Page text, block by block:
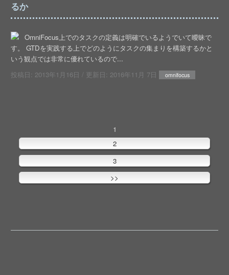
るか
OmniFocus上でのタスクの定義は明確でいるようでいて曖昧で
す。 GTDを実践する上でどのようにタスクの集まりを構築するかと
いう観点では非常に優れているので...
投稿日: 2013年1月16日 / 更新日: 2016年11月 7日 omnifocus
1
2
3
>>